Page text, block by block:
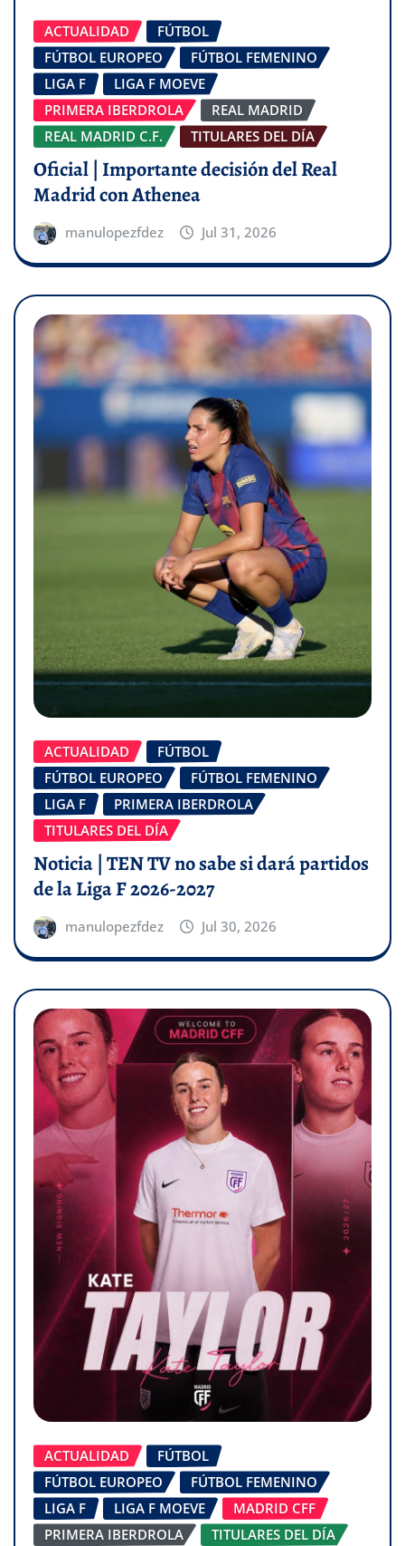
ACTUALIDAD
FÚTBOL
FÚTBOL EUROPEO
FÚTBOL FEMENINO
LIGA F
LIGA F MOEVE
PRIMERA IBERDROLA
REAL MADRID
REAL MADRID C.F.
TITULARES DEL DÍA
Oficial | Importante decisión del Real
Madrid con Athenea
manulopezfdez Jul 31, 2026
ACTUALIDAD
FÚTBOL
FÚTBOL EUROPEO
FÚTBOL FEMENINO
LIGA F
PRIMERA IBERDROLA
TITULARES DEL DÍA
Noticia | TEN TV no sabe si dará partidos
de la Liga F 2026-2027
manulopezfdez Jul 30, 2026
ACTUALIDAD
FÚTBOL
FÚTBOL EUROPEO
FÚTBOL FEMENINO
LIGA F
LIGA F MOEVE
MADRID CFF
PRIMERA IBERDROLA
TITULARES DEL DÍA